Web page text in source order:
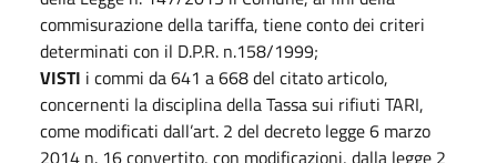
commisurazione della tariffa, tiene conto dei criteri
determinati con il D.P.R. n.158/1999;
VISTI i commi da 641 a 668 del citato articolo,
concernenti la disciplina della Tassa sui rifiuti TARI,
come modificati dall’art. 2 del decreto legge 6 marzo
2014 n. 16 convertito, con modificazioni, dalla legge 2